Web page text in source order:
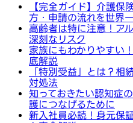
【完全ガイド】介護保
方・申請の流れを世界
高齢者は特に注意！ア
深刻なリスク
家族にもわかりやすい
底解説
「特別受益」とは？相
対処法
知っておきたい認知症
護につなげるために
新入社員必読！身元保